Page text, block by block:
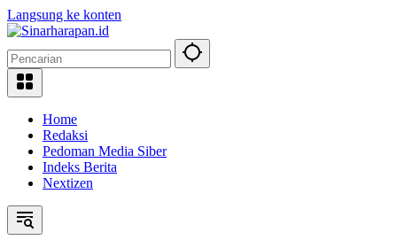
Langsung ke konten
Home
Redaksi
Pedoman Media Siber
Indeks Berita
Nextizen